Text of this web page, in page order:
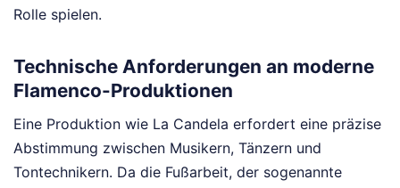
Rolle spielen.
Technische Anforderungen an moderne
Flamenco-Produktionen
Eine Produktion wie La Candela erfordert eine präzise
Abstimmung zwischen Musikern, Tänzern und
Tontechnikern. Da die Fußarbeit, der sogenannte